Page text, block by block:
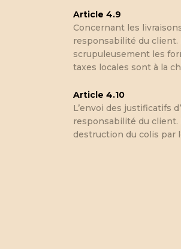
Article 4.9
Concernant les
responsabilité du
scrupuleusement les
taxes locales sont à la
Article 4.10
L’envoi des justificatifs
responsabilité du client.
destruction du colis par